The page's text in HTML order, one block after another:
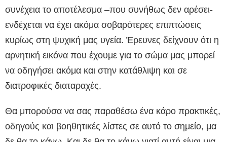
συνέχεια το αποτέλεσμα –που συνήθως δεν αρέσει-
ενδέχεται να έχει ακόμα σοβαρότερες επιπτώσεις
κυρίως στη ψυχική μας υγεία. Έρευνες δείχνουν ότι η
αρνητική εικόνα που έχουμε για το σώμα μας μπορεί
να οδηγήσει ακόμα και στην κατάθλιψη και σε
διατροφικές διαταραχές.
Θα μπορούσα να σας παραθέσω ένα κάρο πρακτικές,
οδηγούς και βοηθητικές λίστες σε αυτό το σημείο, μα